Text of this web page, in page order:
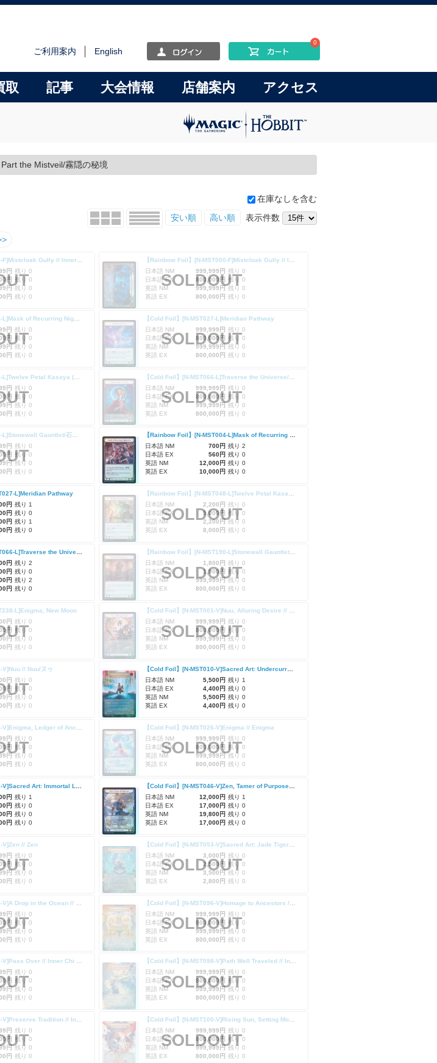
ご利用案内 English
0
取 記事 大会情報 店舗案内 アクセス
the Mistveil/霧隠の秘境
在庫なしを含む
安い順
高い順 表示件数
円 残り 0
円 残り 0
円 残り 0
円 残り 0
日本語 NM
999,999円 残り 0
日本語 EX
800,000円 残り 0
英語 NM
999,999円 残り 0
英語 EX
800,000円 残り 0
SOLDOUT
円 残り 0
円 残り 0
円 残り 0
円 残り 0
【Cold Foil】[N-MST027-L]Meridian Pathway
日本語 NM
999,999円 残り 0
日本語 EX
800,000円 残り 0
英語 NM
999,999円 残り 0
英語 EX
800,000円 残り 0
SOLDOUT
円 残り 0
円 残り 0
円 残り 0
円 残り 0
日本語 NM
999,999円 残り 0
日本語 EX
800,000円 残り 0
英語 NM
999,999円 残り 0
英語 EX
800,000円 残り 0
SOLDOUT
【Cold Foil】[N-MST190-L]Stonewall Gauntlet/石壁の籠手
円 残り 0
円 残り 0
円 残り 0
円 残り 0
【Rainbow Foil】[N-MST004-L]Mask of Recurring Nightmares/繰り返す悪夢の仮面
日本語 NM
700円 残り 2
日本語 EX
560円 残り 0
英語 NM
12,000円 残り 0
英語 EX
10,000円 残り 0
L]Meridian Pathway
円 残り 1
円 残り 0
円 残り 1
円 残り 0
【Rainbow Foil】[N-MST048-L]Twelve Petal Kasaya/十二花弁の袈裟
日本語 NM
2,200円 残り 0
日本語 EX
5,000円 残り 0
英語 NM
2,200円 残り 0
英語 EX
8,000円 残り 0
SOLDOUT
【Rainbow Foil】[N-MST066-L]Traverse the Universe/宇宙の横断
円 残り 2
円 残り 0
円 残り 2
円 残り 0
【Rainbow Foil】[N-MST190-L]Stonewall Gauntlet/石壁の籠手
日本語 NM
1,800円 残り 0
日本語 EX
1,900円 残り 0
英語 NM
999,999円 残り 0
英語 EX
800,000円 残り 0
SOLDOUT
L]Enigma, New Moon
円 残り 0
円 残り 0
円 残り 0
円 残り 0
日本語 NM
999,999円 残り 0
日本語 EX
800,000円 残り 0
英語 NM
999,999円 残り 0
英語 EX
800,000円 残り 0
SOLDOUT
V]Nuu // Nuu/ヌゥ
円 残り 0
円 残り 0
円 残り 0
円 残り 0
日本語 NM
5,500円 残り 1
日本語 EX
4,400円 残り 0
英語 NM
5,500円 残り 0
英語 EX
4,400円 残り 0
円 残り 0
円 残り 0
円 残り 0
円 残り 0
【Cold Foil】[N-MST026-V]Enigma // Enigma
日本語 NM
999,999円 残り 0
日本語 EX
800,000円 残り 0
英語 NM
999,999円 残り 0
英語 EX
800,000円 残り 0
SOLDOUT
円 残り 1
円 残り 0
円 残り 0
円 残り 0
日本語 NM
12,000円 残り 1
日本語 EX
17,000円 残り 0
英語 NM
19,800円 残り 0
英語 EX
17,000円 残り 0
V]Zen // Zen
円 残り 0
円 残り 0
円 残り 0
円 残り 0
日本語 NM
3,000円 残り 0
日本語 EX
2,500円 残り 0
英語 NM
3,500円 残り 0
英語 EX
2,800円 残り 0
SOLDOUT
円 残り 0
円 残り 0
円 残り 0
円 残り 0
日本語 NM
999,999円 残り 0
日本語 EX
800,000円 残り 0
英語 NM
999,999円 残り 0
英語 EX
800,000円 残り 0
SOLDOUT
【Cold Foil】[N-MST097-V]Pass Over // Inner Chi (Full Art)
円 残り 0
円 残り 0
円 残り 0
円 残り 0
【Cold Foil】[N-MST098-V]Path Well Traveled // Inner Chi (Full Art)
日本語 NM
999,999円 残り 0
日本語 EX
800,000円 残り 0
英語 NM
999,999円 残り 0
英語 EX
800,000円 残り 0
SOLDOUT
【Cold Foil】[N-MST099-V]Preserve Tradition // Inner Chi (Full Art)
円 残り 0
円 残り 0
円 残り 0
円 残り 0
【Cold Foil】[N-MST100-V]Rising Sun, Setting Moon // Inner Chi (Full Art)
日本語 NM
999,999円 残り 0
日本語 EX
800,000円 残り 0
英語 NM
999,999円 残り 0
英語 EX
800,000円 残り 0
SOLDOUT